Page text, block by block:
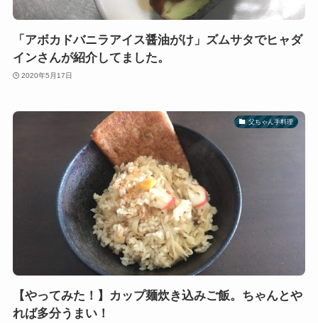
「アボカドバニラアイス醤油がけ」ズムサタでヒャダ
インさんが紹介してました。
2020年5月17日
父ちゃん手料理
【やってみた！】カップ麺炊き込みご飯。ちゃんとや
れば多分うまい！